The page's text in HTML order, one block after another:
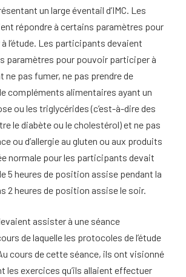
un large éventail d’IMC. Les
répondre à certains paramètres pour
l’étude. Les participants devaient
paramètres pour pouvoir participer à
ne pas fumer, ne pas prendre de
compléments alimentaires ayant un
ou les triglycérides (c’est-à-dire des
le diabète ou le cholestérol) et ne pas
ou d’allergie au gluten ou aux produits
normale pour les participants devait
5 heures de position assise pendant la
2 heures de position assise le soir.
assister à une séance
de laquelle les protocoles de l’étude
cours de cette séance, ils ont visionné
les exercices qu’ils allaient effectuer